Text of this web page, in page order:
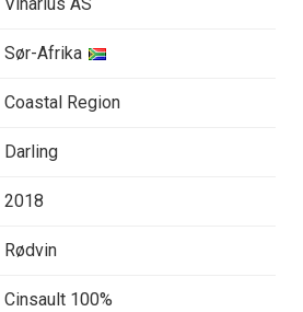
Sør-Afrika
Coastal Region
Darling
2018
Rødvin
Cinsault 100%